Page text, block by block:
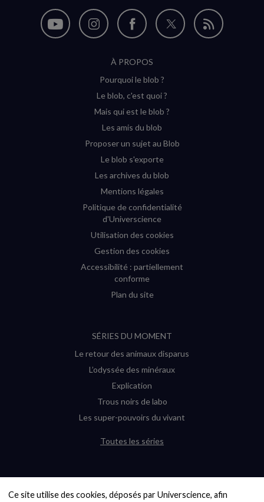
Ce site utilise des cookies, déposés par Universcience, afin
Nous
Nous
Instagram
(nouvelle
Nous
sur
Facebook
(nouvelle
Nous
Flux
À PROPOS
Pourquoi le blob ?
Le blob, c'est quoi ?
Mais qui est le blob ?
Les amis du blob
Proposer un sujet au Blob
Le blob s'exporte
Les archives du blob
Mentions légales
Politique de confidentialité
d'Universcience
Utilisation des cookies
Gestion des cookies
Accessibilité : partiellement
conforme
Plan du site
SÉRIES DU MOMENT
Le retour des animaux disparus
L’odyssée des minéraux
Explication
Trous noirs de labo
Les super-pouvoirs du vivant
Toutes les séries
6000 exoplanètes, et pas de « Terre »